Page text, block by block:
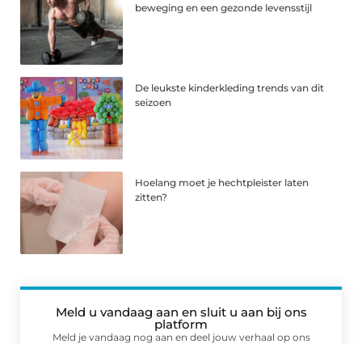
beweging en een gezonde levensstijl
De leukste kinderkleding trends van dit
seizoen
Hoelang moet je hechtpleister laten
zitten?
Meld u vandaag aan en sluit u aan bij ons
platform
Meld je vandaag nog aan en deel jouw verhaal op ons